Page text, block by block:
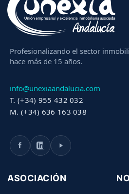
Profesionalizando el sector
hace más de 15 años.
info@unexiaandalucia.com
T. (+34) 955 432 032
M. (+34) 636 163 038
ASOCIACIÓN